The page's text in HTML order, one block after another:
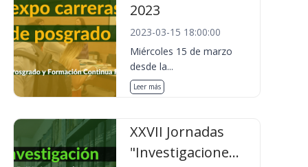
2023
2023-03-15 18:00:00
Miércoles 15 de marzo
desde la...
Leer más
XXVII Jornadas
"Investigacione...